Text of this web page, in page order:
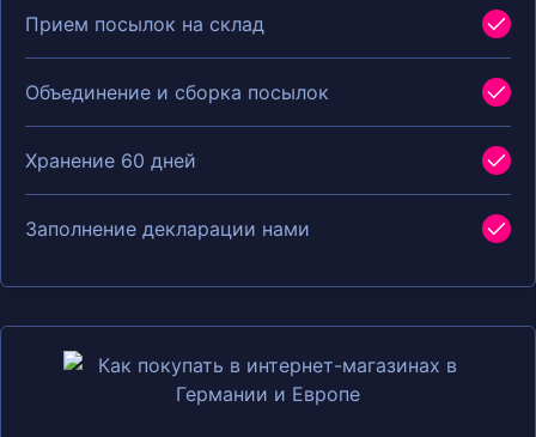
Прием посылок на склад
Объединение и сборка посылок
Хранение 60 дней
Заполнение декларации нами